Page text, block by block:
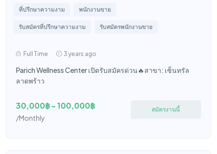
ที่ปรึกษาความงาม พนักงานขาย
รับสมัครที่ปรึกษาความงาม รับสมัครพนักงานขาย
Full Time 3 years ago
Parich Wellness Center เปิดรับสมัครด่วน🔥สาขา: เซ็นทรัล
ลาดพร้าว
30,000฿ - 100,000฿
/Monthly
สมัครงานนี้